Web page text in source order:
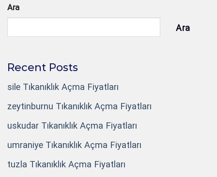
Ara
Ara
Recent Posts
sile Tıkanıklık Açma Fiyatları
zeytinburnu Tıkanıklık Açma Fiyatları
uskudar Tıkanıklık Açma Fiyatları
umraniye Tıkanıklık Açma Fiyatları
tuzla Tıkanıklık Açma Fiyatları